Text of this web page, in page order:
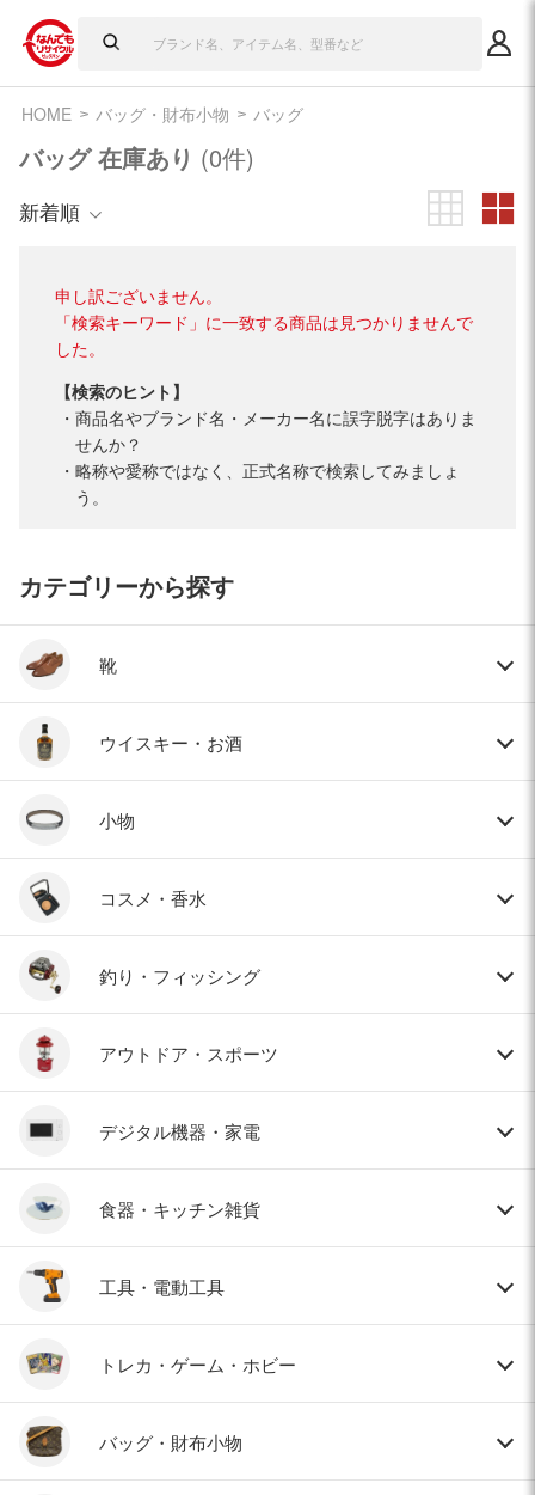
HOME バッグ・財布小物 バッグ
バッグ 在庫あり (0件)
新着順
申し訳ございません。
「検索キーワード」に一致する商品は見つかりませんで
した。
【検索のヒント】
商品名やブランド名・メーカー名に誤字脱字はありま
せんか？
略称や愛称ではなく、正式名称で検索してみましょ
う。
カテゴリーから探す
靴
ウイスキー・お酒
小物
コスメ・香水
釣り・フィッシング
アウトドア・スポーツ
デジタル機器・家電
食器・キッチン雑貨
工具・電動工具
トレカ・ゲーム・ホビー
バッグ・財布小物